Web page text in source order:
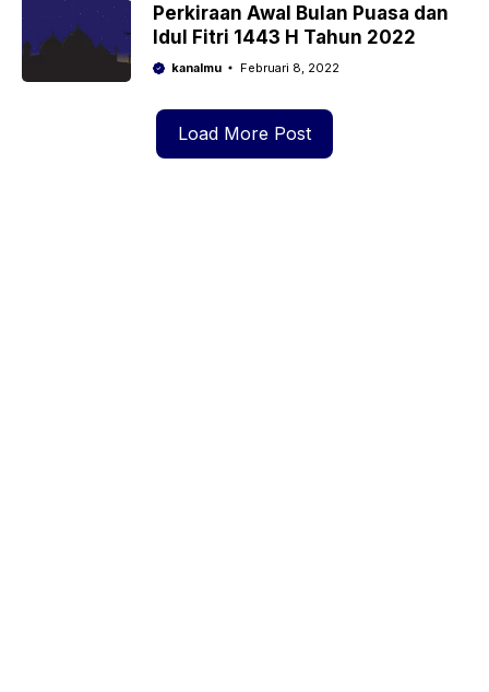
Perkiraan Awal Bulan Puasa dan
Idul Fitri 1443 H Tahun 2022
kanalmu Februari 8, 2022
Load More Post